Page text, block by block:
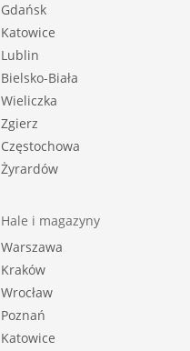
Gdańsk
Katowice
Lublin
Bielsko-Biała
Wieliczka
Zgierz
Częstochowa
Żyrardów
Hale i magazyny
Warszawa
Kraków
Wrocław
Poznań
Katowice